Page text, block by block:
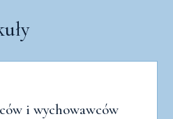
i wychowawców